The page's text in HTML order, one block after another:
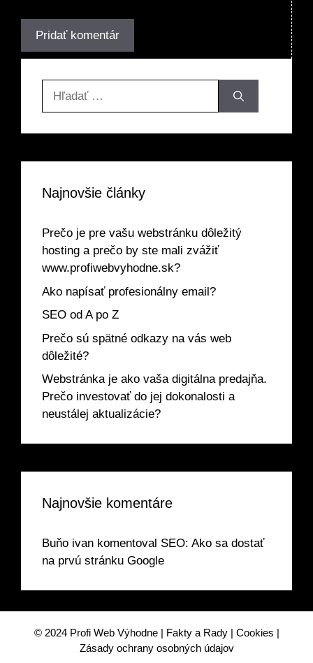
Najnovšie články
Prečo je pre vašu webstránku dôležitý
hosting a prečo by ste mali zvážiť
www.profiwebvyhodne.sk?
Ako napísať profesionálny email?
SEO od A po Z
Prečo sú spätné odkazy na vás web
dôležité?
Webstránka je ako vaša digitálna predajňa.
Prečo investovať do jej dokonalosti a
neustálej aktualizácie?
Najnovšie komentáre
Buňo ivan komentoval SEO: Ako sa dostať
na prvú stránku Google
© 2024 Profi Web Výhodne| Fakty a Rady| Cookies |
Zásady ochrany osobných údajov